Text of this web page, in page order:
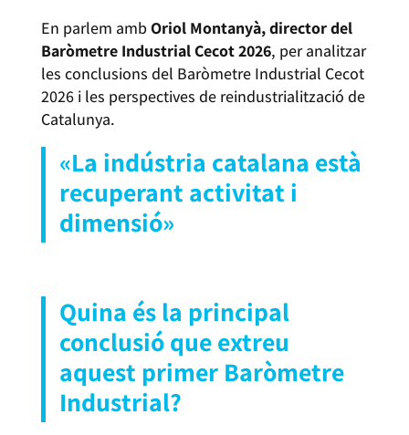
En parlem ambOriol Montanyà, director del
Baròmetre Industrial Cecot 2026, per analitzar
les conclusions del Baròmetre Industrial Cecot
2026 i les perspectives de reindustrialització de
Catalunya.
«La indústria catalana està
recuperant activitat i
dimensió»
Quina és la principal
conclusió que extreu
aquest primer Baròmetre
Industrial?